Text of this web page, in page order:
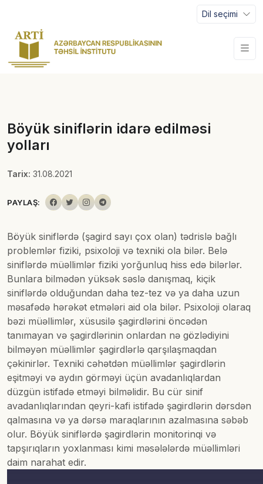
Dil seçimi
Böyük siniflərin idarə edilməsi
yolları
Tarix: 31.08.2021
PAYLAŞ:
Böyük siniflərdə (şagird sayı çox olan) tədrislə bağlı
problemlər fiziki, psixoloji və texniki ola bilər. Belə
siniflərdə müəllimlər fiziki yorğunluq hiss edə bilərlər.
Bunlara bilmədən yüksək səslə danışmaq, kiçik
siniflərdə olduğundan daha tez-tez və ya daha uzun
məsafədə hərəkət etmələri aid ola bilər. Psixoloji olaraq
bəzi müəllimlər, xüsusilə şagirdlərini öncədən
tanımayan və şagirdlərinin onlardan nə gözlədiyini
bilməyən müəllimlər şagirdlərlə qarşılaşmaqdan
çəkinirlər. Texniki cəhətdən müəllimlər şagirdlərin
eşitməyi və aydın görməyi üçün avadanlıqlardan
düzgün istifadə etməyi bilməlidir. Bu cür sinif
avadanlıqlarından qeyri-kafi istifadə şagirdlərin dərsdən
qalmasına və ya dərsə maraqlarının azalmasına səbəb
olur. Böyük siniflərdə şagirdlərin monitorinqi və
tapşırıqların yoxlanması kimi məsələlərdə müəllimləri
daim narahat edir.